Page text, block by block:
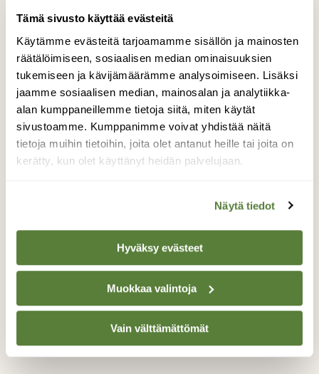
Tämä sivusto käyttää evästeitä
Käytämme evästeitä tarjoamamme sisällön ja mainosten
räätälöimiseen, sosiaalisen median ominaisuuksien
tukemiseen ja kävijämäärämme analysoimiseen. Lisäksi
jaamme sosiaalisen median, mainosalan ja analytiikka-
alan kumppaneillemme tietoja siitä, miten käytät
sivustoamme. Kumppanimme voivat yhdistää näitä
tietoja muihin tietoihin, joita olet antanut heille tai joita on
kerätty, kun olet käyttänyt heidän palvelujaan.
Näytä tiedot
Hyväksy evästeet
Muokkaa valintoja
Vain välttämättömät
Taivaantulet aamu
varhaisella
21.10.2023 olin merenrannalla mökillä , illalla
alku yöstä kyttäilin revontulia mökki
rannassa, mutta meni pilveen . Luovutin ja
lähdin nukkumaan. Aamulla neljän aikaan
katsoin ikkunasta ja oli melkoiset roihut.
Nopeasti vaatteet päälke ja kamera ja
hslusta mukaan ja rannalke. Kuvailin pari
21.10.2023
TAKAISIN LISTAAN